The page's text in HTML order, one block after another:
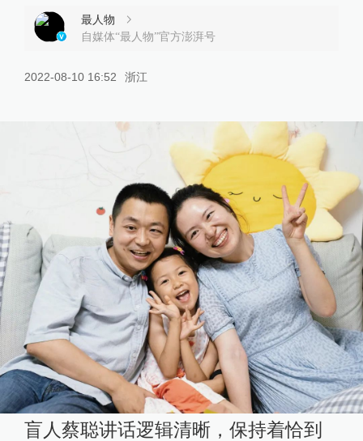
最人物
自媒体“最人物”官方澎湃号
2022-08-10 16:52 浙江
盲人蔡聪讲话逻辑清晰，保持着恰到